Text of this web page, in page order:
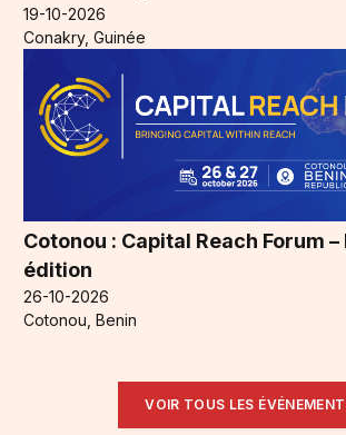
19-10-2026
Conakry, Guinée
Cotonou : Capital Reach Forum
édition
26-10-2026
Cotonou, Benin
VOIR TOUS LES